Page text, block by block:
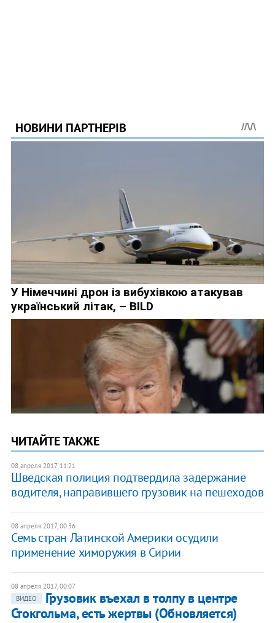
ЧИТАЙТЕ ТАКЖЕ
08 апреля 2017, 11:21
Шведская полиция подтвердила задержание
водителя, направившего грузовик на пешеходов
08 апреля 2017, 00:36
Семь стран Латинской Америки осудили
применение химоружия в Сирии
08 апреля 2017, 00:07
ВИДЕО
Грузовик въехал в толпу в центре
Стокгольма, есть жертвы (Обновляется)